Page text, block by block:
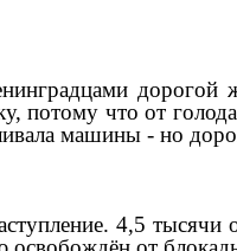
потому что от
машины - но
4,5